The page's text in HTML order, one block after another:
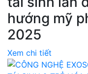
hướng mỹ
2025
Xem chi tiết